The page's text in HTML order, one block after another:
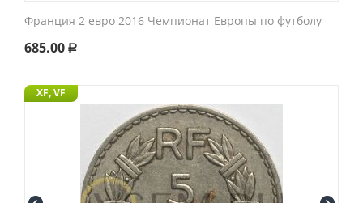
Франция 2 евро 2016 Чемпионат Европы по футболу
685.00 Р
XF, VF